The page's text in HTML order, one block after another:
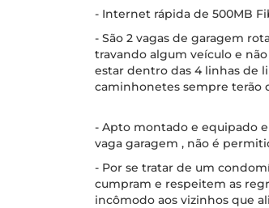
- Internet rápida de 500MB
- São 2 vagas de garagem
travando algum veículo e
estar dentro das 4 linhas de
caminhonetes sempre terão
- Apto montado e equipado
vaga garagem , não é
- Por se tratar de um
cumpram e respeitem as
incômodo aos vizinhos que